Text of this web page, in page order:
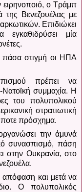
ειρηνοποιό, ο Τράμπ
της Βενεζουέλας με
Επιδιώκει
εγκαθιδρύσει μία
πάσα στιγμή οι ΗΠΑ
πρέπει να
Νατοϊκή συμμαχία. Η
του πολυπολικού
στρατιωτική
πρόσχημα.
την άμυνά
συνασπισμό, πάση
στην Ουκρανία, στο
απόφαση και μετά να
Ο πολυπολικός